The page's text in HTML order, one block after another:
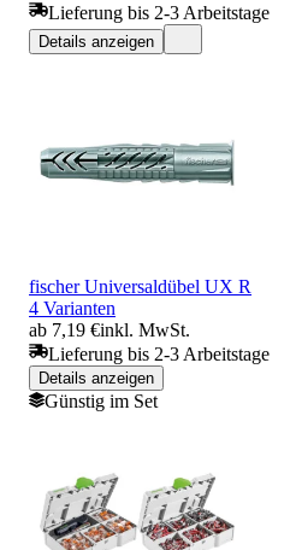
Lieferung bis 2-3 Arbeitstage
Details anzeigen
fischer Universaldübel UX R
4 Varianten
ab 7,19 €inkl. MwSt.
Lieferung bis 2-3 Arbeitstage
Details anzeigen
Günstig im Set